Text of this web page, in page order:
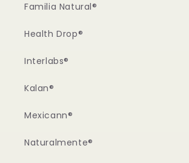
Familia Natural®
Health Drop®
Interlabs®
Kalan®
Mexicann®
Naturalmente®